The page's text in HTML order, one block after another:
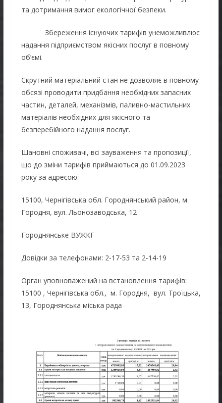
та дотримання вимог екологічної безпеки.
Збереження існуючих тарифів унеможливлює
надання підприємством якісних послуг в повному
об’ємі.
Скрутний матеріальний стан не дозволяє в повному
обсязі проводити придбання необхідних запасних
частин, деталей, механізмів, паливно-мастильних
матеріалів необхідних для якісного та
безперебійного надання послуг.
Шановні споживачі, всі зауваження та пропозиції,
що до зміни тарифів приймаються до 01.09.2023
року за адресою:
15100, Чернігівська обл. Городнянський район, м.
Городня, вул. Льонозаводська, 12
Городнянське ВУЖКГ
Довідки за телефонами: 2-17-53 та 2-14-19
Орган уповноважений на встановлення тарифів:
15100 , Чернігівська обл., м. Городня, вул. Троїцька,
13, Городнянська міська рада